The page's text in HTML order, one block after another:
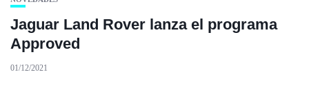
Jaguar Land Rover lanza el programa
Approved
01/12/2021